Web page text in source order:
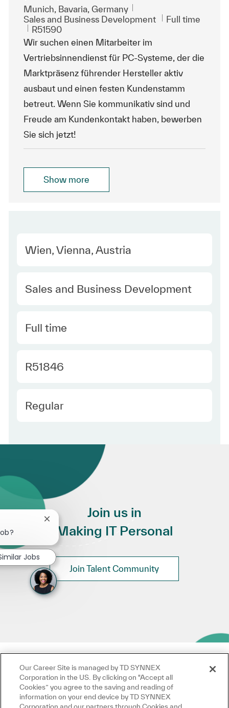
Location
Munich, Bavaria, Germany
Category
Sales and Business Development Job Type
Full time
ReqId
R51590
Wir suchen einen Mitarbeiter im
Vertriebsinnendienst für PC-Systeme, der die
Marktpräsenz führender Hersteller aktiv
ausbaut und einen festen Kundenstamm
betreut. Wenn Sie kommunikativ sind und
Freude am Kundenkontakt haben, bewerben
Sie sich jetzt!
Show more
Location
Wien, Vienna, Austria
Category
Sales and Business Development
Type
Full time
Required Id
R51846
Employee Type
Regular
Join us in
Making IT Personal
Join Talent Community
Close chatbot notification
Jobs
Our Career Site is managed by TD SYNNEX
Corporation in the US. By clicking on "Accept all
Cookies” you agree to the saving and reading of
information on your end device by TD SYNNEX